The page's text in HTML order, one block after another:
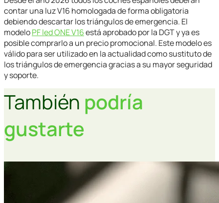
contar una luz V16 homologada de forma obligatoria
debiendo descartar los triángulos de emergencia. El
modeloPF led ONE V16está aprobado por la DGT y ya es
posible comprarlo a un precio promocional. Este modelo es
válido para ser utilizado en la actualidad como sustituto de
los triángulos de emergencia gracias a su mayor seguridad
y soporte.
También podría
gustarte